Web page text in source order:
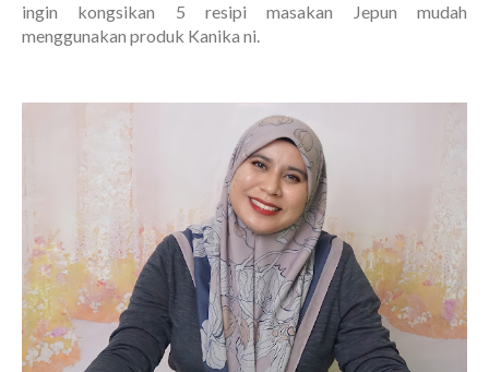
ingin kongsikan 5 resipi masakan Jepun mudah
menggunakan produk Kanika ni.